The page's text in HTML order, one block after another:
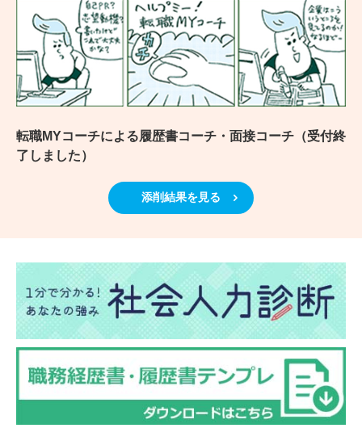
転職MYコーチによる履歴書コーチ・面接コーチ（受付終
了しました）
添削結果を見る